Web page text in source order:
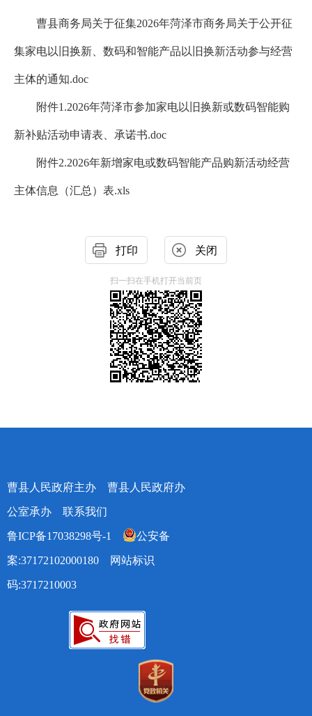
曹县商务局关于征集2026年菏泽市商务局关于公开征
集家电以旧换新、数码和智能产品以旧换新活动参与经营
主体的通知.doc
附件1.2026年菏泽市参加家电以旧换新或数码智能购
新补贴活动申请表、承诺书.doc
附件2.2026年新增家电或数码智能产品购新活动经营
主体信息（汇总）表.xls
打印 关闭
扫一扫在手机打开当前页
曹县人民政府主办 曹县人民政府办
公室承办 联系我们
鲁ICP备17038298号-1 公安备
案:37172102000180 网站标识
码:3717210003